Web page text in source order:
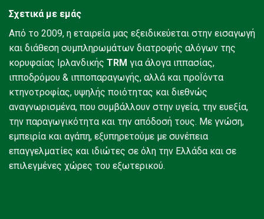
Σχετικά με εμάς
Από το 2009, η εταιρεία μας εξειδικεύεται στην εισαγωγή
και διάθεση συμπληρωμάτων διατροφής αλόγων της
κορυφαίας Ιρλανδικής TRM για άλογα ιππασίας,
ιπποδρόμου & ιπποπαραγωγής, αλλά και προΪόντα
κτηνοτροφίας, υψηλής ποιότητας και διεθνώς
αναγνωρισμένα, που συμβάλλουν στην υγεία, την ευεξία,
την παραγωγικότητα και την απόδοσή τους. Με γνώση,
εμπειρία και αγάπη, εξυπηρετούμε με συνέπεια
επαγγελματίες και ιδιώτες σε όλη την Ελλάδα και σε
επιλεγμένες χώρες του εξωτερικού.